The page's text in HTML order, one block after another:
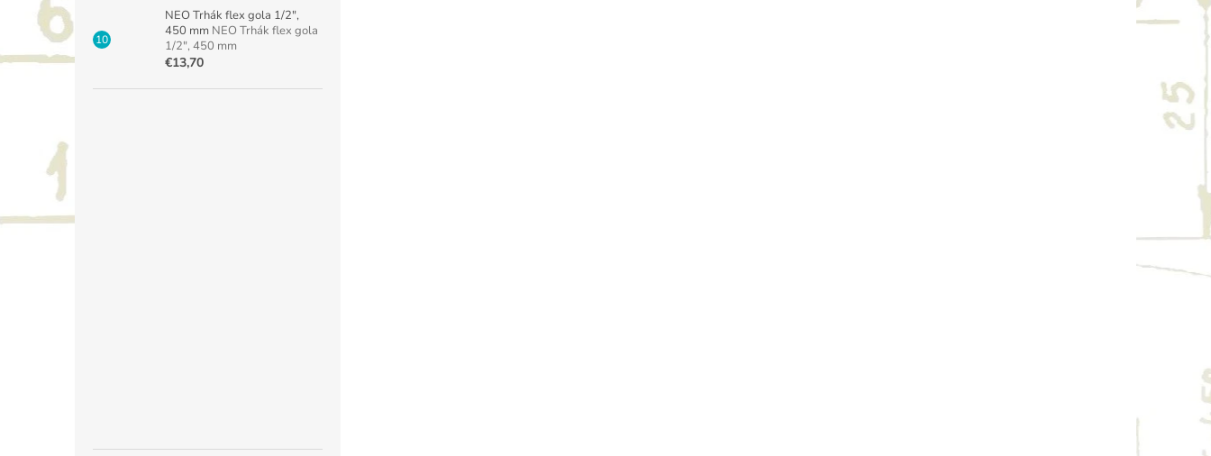
NEO Trhák flex gola 1/2",
450 mm NEO Trhák flex gola
1/2", 450 mm
€13,70